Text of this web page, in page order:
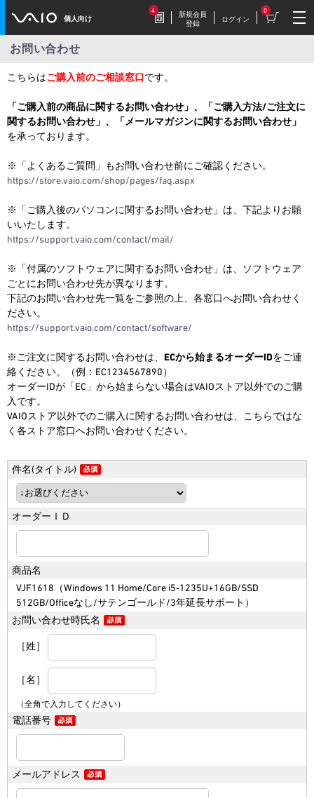
個人向け
4
2026.7.17
豪華特典付き！
特別価格の【VAIO F16 (VJF1618)】169,800円
（税込）
2026.7.9
【VAIOストア限定】トイ・スト
VAIO F16/F14に、トイ・ストーリーモデル
2026.7.9
毎週木曜更新！
今週だけの特別価格！VAIOストア WEEKLY
2026.6.18
【期間限定】アウトレットセー
ル！
今だけさらにお得なOUTLET SALE！
※2026/8/31（月）午前9:59まで
新規会員
登録
ログイン
0
お問い合わせ
こちらはご購入前のご相談窓口です。
「ご購入前の商品に関するお問い合わせ」、「ご購入方法/ご注文に
関するお問い合わせ」、「メールマガジンに関するお問い合わせ」
を承っております。
※「よくあるご質問」もお問い合わせ前にご確認ください。
https://store.vaio.com/shop/pages/faq.aspx
※「ご購入後のパソコンに関するお問い合わせ」は、下記よりお願
いいたします。
https://support.vaio.com/contact/mail/
※「付属のソフトウェアに関するお問い合わせ」は、ソフトウェア
ごとにお問い合わせ先が異なります。
下記のお問い合わせ先一覧をご参照の上、各窓口へお問い合わせく
ださい。
https://support.vaio.com/contact/software/
※ご注文に関するお問い合わせは、 ECから始まるオーダーIDをご連
絡ください。（例：EC1234567890）
オーダーIDが「EC」から始まらない場合はVAIOストア以外でのご購
入です。
VAIOストア以外でのご購入に関するお問い合わせは、こちらではな
く各ストア窓口へお問い合わせください。
件名(タイトル)
オーダーＩＤ
商品名
VJF1618（Windows 11 Home/Core i5-1235U+16GB/SSD
512GB/Officeなし/サテンゴールド/3年延長サポート）
お問い合わせ時氏名
［姓］
［名］
（全角で入力してください）
電話番号
メールアドレス